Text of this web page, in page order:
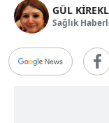
GÜL
Sağlık